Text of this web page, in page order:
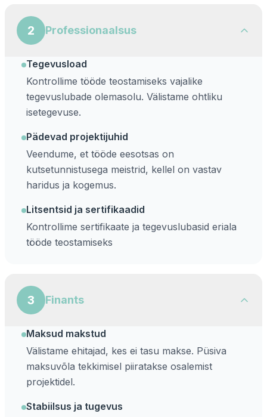
2 Professionaalsus
Tegevusload
Kontrollime tööde teostamiseks vajalike
tegevuslubade olemasolu. Välistame ohtliku
isetegevuse.
Pädevad projektijuhid
Veendume, et tööde eesotsas on
kutsetunnistusega meistrid, kellel on vastav
haridus ja kogemus.
Litsentsid ja sertifikaadid
Kontrollime sertifikaate ja tegevuslubasid eriala
tööde teostamiseks
3 Finants
Maksud makstud
Välistame ehitajad, kes ei tasu makse. Püsiva
maksuvõla tekkimisel piiratakse osalemist
projektidel.
Stabiilsus ja tugevus